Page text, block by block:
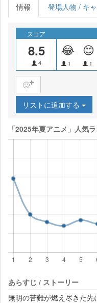
情報 登場人物 / キ
スコア
8.5
4
😂
1
😊
1
🙂
リストに追加する
「2025年夏アニメ」人気
あらすじ / ストーリー
無明の苦難が燃え尽きた先